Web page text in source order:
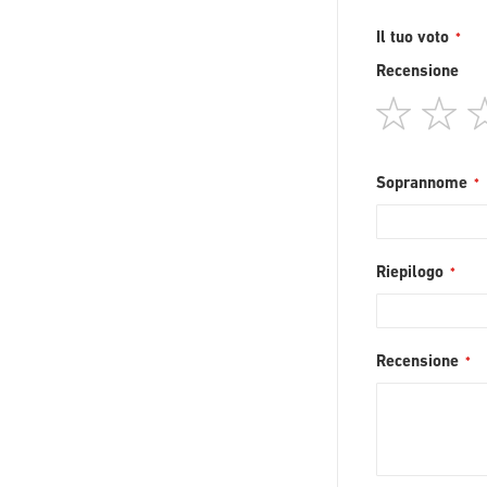
Il tuo voto
Recensione
1
star
2
Soprannome
Riepilogo
Recensione